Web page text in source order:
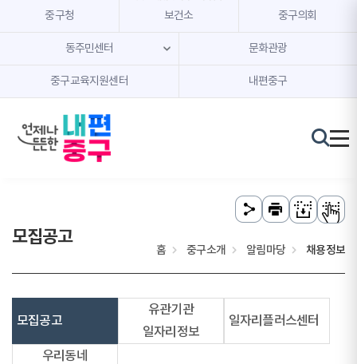
본문 내용 바로가기
주메뉴 바로가기
중구청 보건소 중구의회
동주민센터 문화관광
중구교육지원센터 내편중구
모집공고
홈 중구소개 알림마당 채용정보
모집공고
유관기관
일자리정보
일자리플러스센터
우리동네